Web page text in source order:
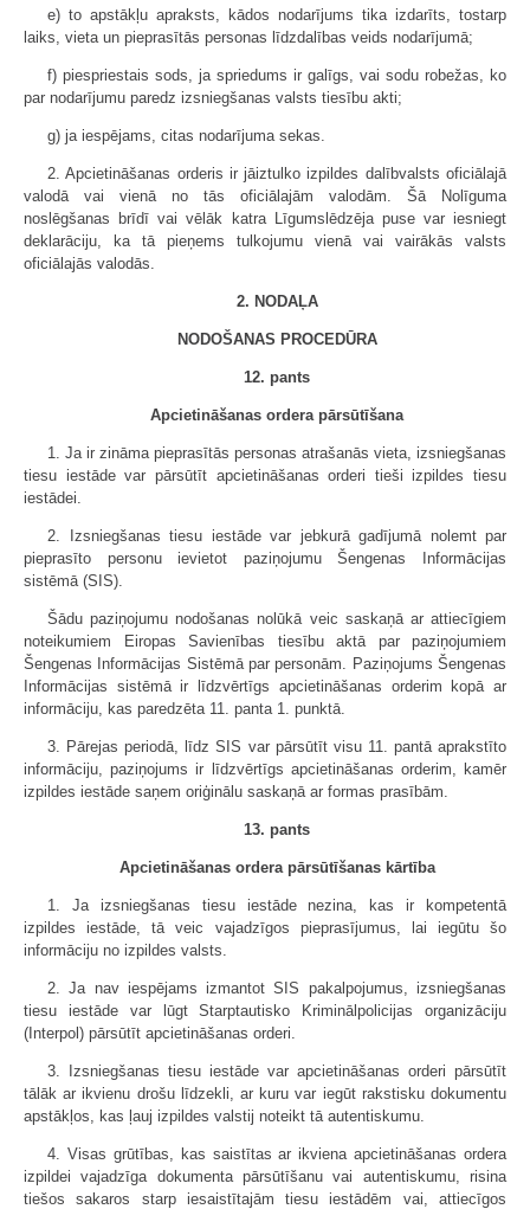
e) to apstākļu apraksts, kādos nodarījums tika izdarīts, tostarp
laiks, vieta un pieprasītās personas līdzdalības veids nodarījumā;
f) piespriestais sods, ja spriedums ir galīgs, vai sodu robežas, ko
par nodarījumu paredz izsniegšanas valsts tiesību akti;
g) ja iespējams, citas nodarījuma sekas.
2. Apcietināšanas orderis ir jāiztulko izpildes dalībvalsts oficiālajā
valodā vai vienā no tās oficiālajām valodām. Šā Nolīguma
noslēgšanas brīdī vai vēlāk katra Līgumslēdzēja puse var iesniegt
deklarāciju, ka tā pieņems tulkojumu vienā vai vairākās valsts
oficiālajās valodās.
2. NODAĻA
NODOŠANAS PROCEDŪRA
12. pants
Apcietināšanas ordera pārsūtīšana
1. Ja ir zināma pieprasītās personas atrašanās vieta, izsniegšanas
tiesu iestāde var pārsūtīt apcietināšanas orderi tieši izpildes tiesu
iestādei.
2. Izsniegšanas tiesu iestāde var jebkurā gadījumā nolemt par
pieprasīto personu ievietot paziņojumu Šengenas Informācijas
sistēmā (SIS).
Šādu paziņojumu nodošanas nolūkā veic saskaņā ar attiecīgiem
noteikumiem Eiropas Savienības tiesību aktā par paziņojumiem
Šengenas Informācijas Sistēmā par personām. Paziņojums Šengenas
Informācijas sistēmā ir līdzvērtīgs apcietināšanas orderim kopā ar
informāciju, kas paredzēta 11. panta 1. punktā.
3. Pārejas periodā, līdz SIS var pārsūtīt visu 11. pantā aprakstīto
informāciju, paziņojums ir līdzvērtīgs apcietināšanas orderim, kamēr
izpildes iestāde saņem oriģinālu saskaņā ar formas prasībām.
13. pants
Apcietināšanas ordera pārsūtīšanas kārtība
1. Ja izsniegšanas tiesu iestāde nezina, kas ir kompetentā
izpildes iestāde, tā veic vajadzīgos pieprasījumus, lai iegūtu šo
informāciju no izpildes valsts.
2. Ja nav iespējams izmantot SIS pakalpojumus, izsniegšanas
tiesu iestāde var lūgt Starptautisko Kriminālpolicijas organizāciju
(Interpol) pārsūtīt apcietināšanas orderi.
3. Izsniegšanas tiesu iestāde var apcietināšanas orderi pārsūtīt
tālāk ar ikvienu drošu līdzekli, ar kuru var iegūt rakstisku dokumentu
apstākļos, kas ļauj izpildes valstij noteikt tā autentiskumu.
4. Visas grūtības, kas saistītas ar ikviena apcietināšanas ordera
izpildei vajadzīga dokumenta pārsūtīšanu vai autentiskumu, risina
tiešos sakaros starp iesaistītajām tiesu iestādēm vai, attiecīgos